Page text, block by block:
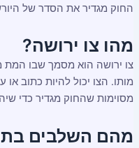
החוק מגדיר את הסדר של
מהו צו ירושה?
צו ירושה הוא מסמך שבו המת
מותו. הצו יכול להיות כתוב או
מסוימות שהחוק מגדיר כדי
מהם השלבים